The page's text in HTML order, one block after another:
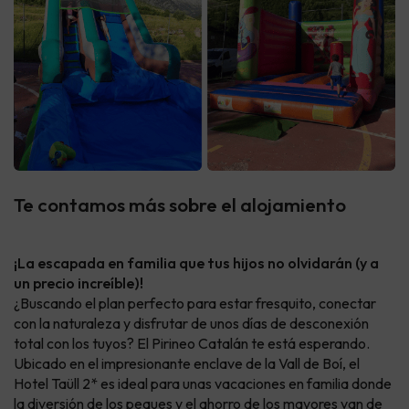
Te contamos más sobre el alojamiento
¡La escapada en familia que tus hijos no olvidarán (y a
un precio increíble)!
¿Buscando el plan perfecto para estar fresquito, conectar
con la naturaleza y disfrutar de unos días de desconexión
total con los tuyos? El Pirineo Catalán te está esperando.
Ubicado en el impresionante enclave de la Vall de Boí, el
Hotel Taüll 2* es ideal para unas vacaciones en familia donde
la diversión de los peques y el ahorro de los mayores van de